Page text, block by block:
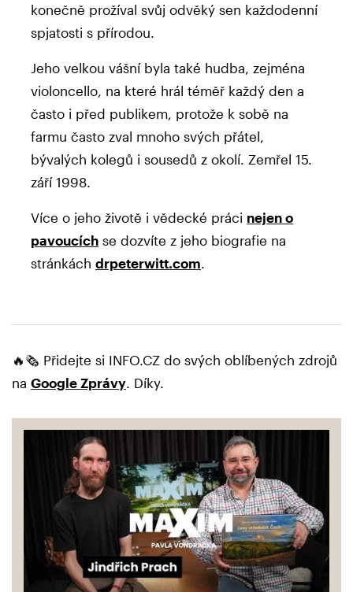
konečně prožíval svůj odvěký sen každodenní
spjatosti s přírodou.
Jeho velkou vášní byla také hudba, zejména
violoncello, na které hrál téměř každý den a
často i před publikem, protože k sobě na
farmu často zval mnoho svých přátel,
bývalých kolegů i sousedů z okolí. Zemřel 15.
září 1998.
Více o jeho životě i vědecké práci nejen o
pavoucích se dozvíte z jeho biografie na
stránkách drpeterwitt.com.
🔥🗞️ Přidejte si INFO.CZ do svých oblíbených zdrojů
na Google Zprávy. Díky.